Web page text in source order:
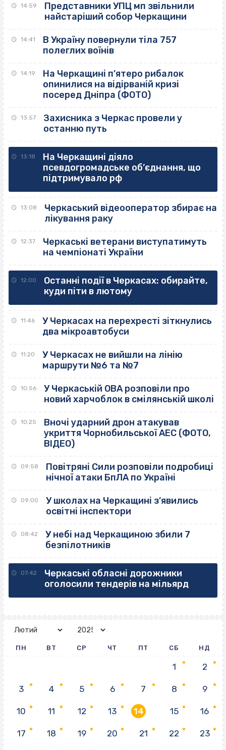
14:59
Представники УПЦ мп звільнили
найстаріший собор Черкащини
14:41
В Україну повернули тіла 757
полеглих воїнів
14:19
На Черкащині п’ятеро рибалок
опинилися на відірваній кризі
посеред Дніпра (ФОТО)
13:57
Захисника з Черкас провели у
останню путь
13:18
На Черкащині діяло
псевдогромадське об’єднання, що
підтримувало рф
13:08
Черкаський відеооператор збирає на
лікування раку
12:37
Черкаські ветерани виступатимуть
на чемпіонаті України
12:00
Останні події в Черкасах: обирайте,
куди піти в лютому
11:46
У Черкасах на перехресті зіткнулись
два мікроавтобуси
11:20
У Черкасах не вийшли на лінію
маршрути №6 та №7
10:56
У Черкаській ОВА розповіли про
новий харчоблок в смілянській школі
10:25
Вночі ударний дрон атакував
укриття Чорнобильської АЕС (ФОТО,
ВІДЕО)
09:58
Повітряні Сили розповіли подробиці
нічної атаки БпЛА по Україні
09:00
У школах на Черкащині з’явились
освітні інспектори
08:42
У небі над Черкащиною збили 7
безпілотників
07:42
Черкаські обласні дорожники
оголосили тендерів на мільярд
ПН ВТ СР ЧТ ПТ СБ НД
1 2
3 4 5 6 7 8 9
10 11 12 13 14 15 16
17 18 19 20 21 22 23